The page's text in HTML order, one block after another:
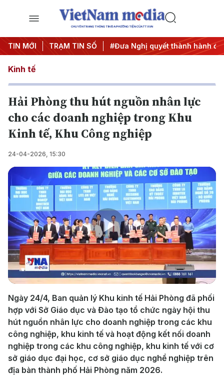
CHUYÊN TRANG THÔNG TIN ĐA PHƯƠNG TIỆN CỦA TTXVN
TIN MỚI TRẠM TIN SỐ
ương 3 #APEC 2027 #Đưa Nghị quyết thành hành
Kinh tế
Hải Phòng thu hút nguồn nhân lực
cho các doanh nghiệp trong Khu
Kinh tế, Khu Công nghiệp
24-04-2026, 15:30
Play
Video
Ngày 24/4, Ban quản lý Khu kinh tế Hải Phòng đã phối
hợp với Sở Giáo dục và Đào tạo tổ chức ngày hội thu
hút nguồn nhân lực cho doanh nghiệp trong các khu
công nghiệp, khu kinh tế và hoạt động kết nối doanh
nghiệp trong các khu công nghiệp, khu kinh tế với cơ
sở giáo dục đại học, cơ sở giáo dục nghề nghiệp trên
địa bàn thành phố Hải Phòng năm 2026.